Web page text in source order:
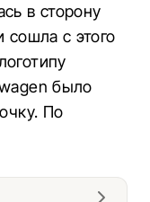
в сторону
сошла с этого
было
По